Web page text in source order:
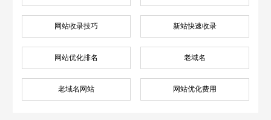
网站收录技巧 新站快速收录
网站优化排名 老域名
老域名网站 网站优化费用